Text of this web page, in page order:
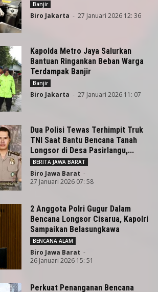
Banjir
Biro Jakarta - 27 Januari 2026 12: 36
Kapolda Metro Jaya Salurkan
Bantuan Ringankan Beban Warga
Terdampak Banjir
Banjir
Biro Jakarta - 27 Januari 2026 11: 07
Dua Polisi Tewas Terhimpit Truk
TNI Saat Bantu Bencana Tanah
Longsor di Desa Pasirlangu,...
BERITA JAWA BARAT
Biro Jawa Barat -
27 Januari 2026 07: 58
2 Anggota Polri Gugur Dalam
Bencana Longsor Cisarua, Kapolri
Sampaikan Belasungkawa
BENCANA ALAM
Biro Jawa Barat -
26 Januari 2026 15: 51
Perkuat Penanganan Bencana